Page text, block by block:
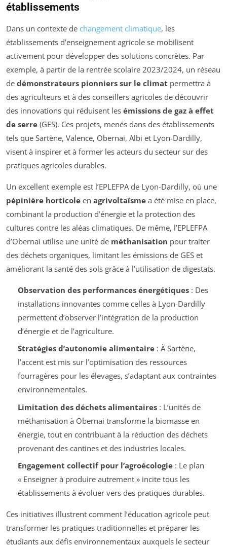
établissements
Dans un contexte de changement climatique, les
établissements d’enseignement agricole se mobilisent
activement pour développer des solutions concrètes. Par
exemple, à partir de la rentrée scolaire 2023/2024, un réseau
de démonstrateurs pionniers sur le climat permettra à
des agriculteurs et à des conseillers agricoles de découvrir
des innovations qui réduisent les émissions de gaz à effet
de serre (GES). Ces projets, menés dans des établissements
tels que Sartène, Valence, Obernai, Albi et Lyon-Dardilly,
visent à inspirer et à former les acteurs du secteur sur des
pratiques agricoles durables.
Un excellent exemple est l’EPLEFPA de Lyon-Dardilly, où une
pépinière horticole en agrivoltaïsme a été mise en place,
combinant la production d’énergie et la protection des
cultures contre les aléas climatiques. De même, l’EPLEFPA
d’Obernai utilise une unité de méthanisation pour traiter
des déchets organiques, limitant les émissions de GES et
améliorant la santé des sols grâce à l’utilisation de digestats.
Observation des performances énergétiques: Des
installations innovantes comme celles à Lyon-Dardilly
permettent d’observer l’intégration de la production
d’énergie et de l’agriculture.
Stratégies d’autonomie alimentaire: À Sartène,
l’accent est mis sur l’optimisation des ressources
fourragères pour les élevages, s’adaptant aux contraintes
environnementales.
Limitation des déchets alimentaires: L’unités de
méthanisation à Obernai transforme la biomasse en
énergie, tout en contribuant à la réduction des déchets
provenant des cantines et des industries locales.
Engagement collectif pour l’agroécologie: Le plan
« Enseigner à produire autrement » incite tous les
établissements à évoluer vers des pratiques durables.
Ces initiatives illustrent comment l’éducation agricole peut
transformer les pratiques traditionnelles et préparer les
étudiants aux défis environnementaux auxquels le secteur